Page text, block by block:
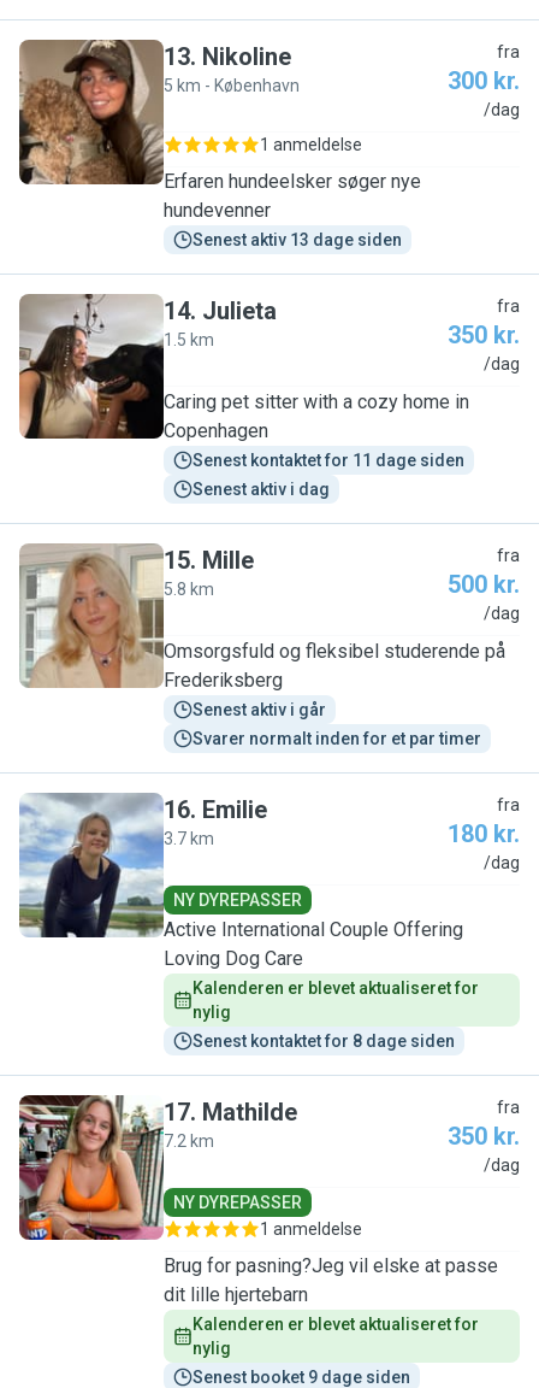
N
13. Nikoline
5 km - København
fra
300 kr.
/dag
1 anmeldelse
Erfaren hundeelsker søger nye
hundevenner
Senest aktiv 13 dage siden
J
14. Julieta
1.5 km
fra
350 kr.
/dag
Caring pet sitter with a cozy home in
Copenhagen
Senest kontaktet for 11 dage siden
Senest aktiv i dag
M
15. Mille
5.8 km
fra
500 kr.
/dag
Omsorgsfuld og fleksibel studerende på
Frederiksberg
Senest aktiv i går
Svarer normalt inden for et par timer
E
16. Emilie
3.7 km
fra
180 kr.
/dag
NY DYREPASSER
Active International Couple Offering
Loving Dog Care
Kalenderen er blevet aktualiseret for
nylig
Senest kontaktet for 8 dage siden
M
17. Mathilde
7.2 km
fra
350 kr.
/dag
NY DYREPASSER
1 anmeldelse
Brug for pasning?Jeg vil elske at passe
dit lille hjertebarn
Kalenderen er blevet aktualiseret for
nylig
Senest booket 9 dage siden